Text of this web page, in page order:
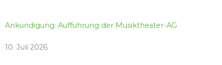
Ankündigung: Aufführung der Musiktheater-AG
10. Juli 2026